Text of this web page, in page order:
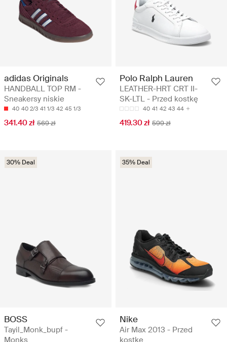
adidas Originals
HANDBALL TOP RM -
Sneakersy niskie
40 40 2/3 41 1/3 42 45 1/3
341.40 zł 569 zł
Polo Ralph Lauren
LEATHER-HRT CRT II-
SK-LTL - Przed kostkę
40 41 42 43 44
419.30 zł 599 zł
30% Deal
BOSS
Tayil_Monk_bupf -
Monks
35% Deal
Nike
Air Max 2013 - Przed
kostkę